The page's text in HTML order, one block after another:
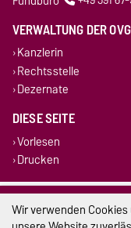
VERWALTUNG DER
Kanzlerin
Rechtsstelle
Dezernate
DIESE SEITE
Vorlesen
Drucken
Wir verwenden